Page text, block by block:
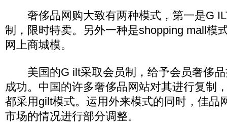
奢侈品网购大致有两种模式，第一是G
制，限时特卖。另外一种是shopping mall模
网上商城模。
美国的G ilt采取会员制，给予会员奢侈品
成功。中国的许多奢侈品网站对其进行复制
都采用gilt模式。运用外来模式的同时，佳品
市场的情况进行部分调整。